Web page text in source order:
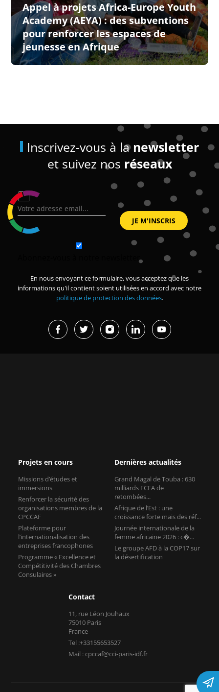
Appel à projets Africa-Europe Youth
Academy (AEYA) : des subventions
pour renforcer les espaces de
jeunesse en Afrique
Inscrivez-vous à lanewsletter
et suivez nos réseaux
Abonnez-vous à notre newsletter
En nous envoyant ce formulaire, vous acceptez que les
informations qu'il contient soient utilisées en accord avec notre
politique de protection des données.
CPCCAF
l’internationalisation des
entreprises francophones
Programme « Excellence et
Compétitivité des Chambres
Consulaires »
croissance forte mais des réf...
femme africaine 2026 : c�...
Le groupe AFD à la COP17 sur
Contact
11, rue Léon Jouhaux
75010 Paris
Mail : cpccaf@cci-paris-idf.fr
Copyright © CPCCAF 2026 -Mentions légales
Comment référencer son site internet